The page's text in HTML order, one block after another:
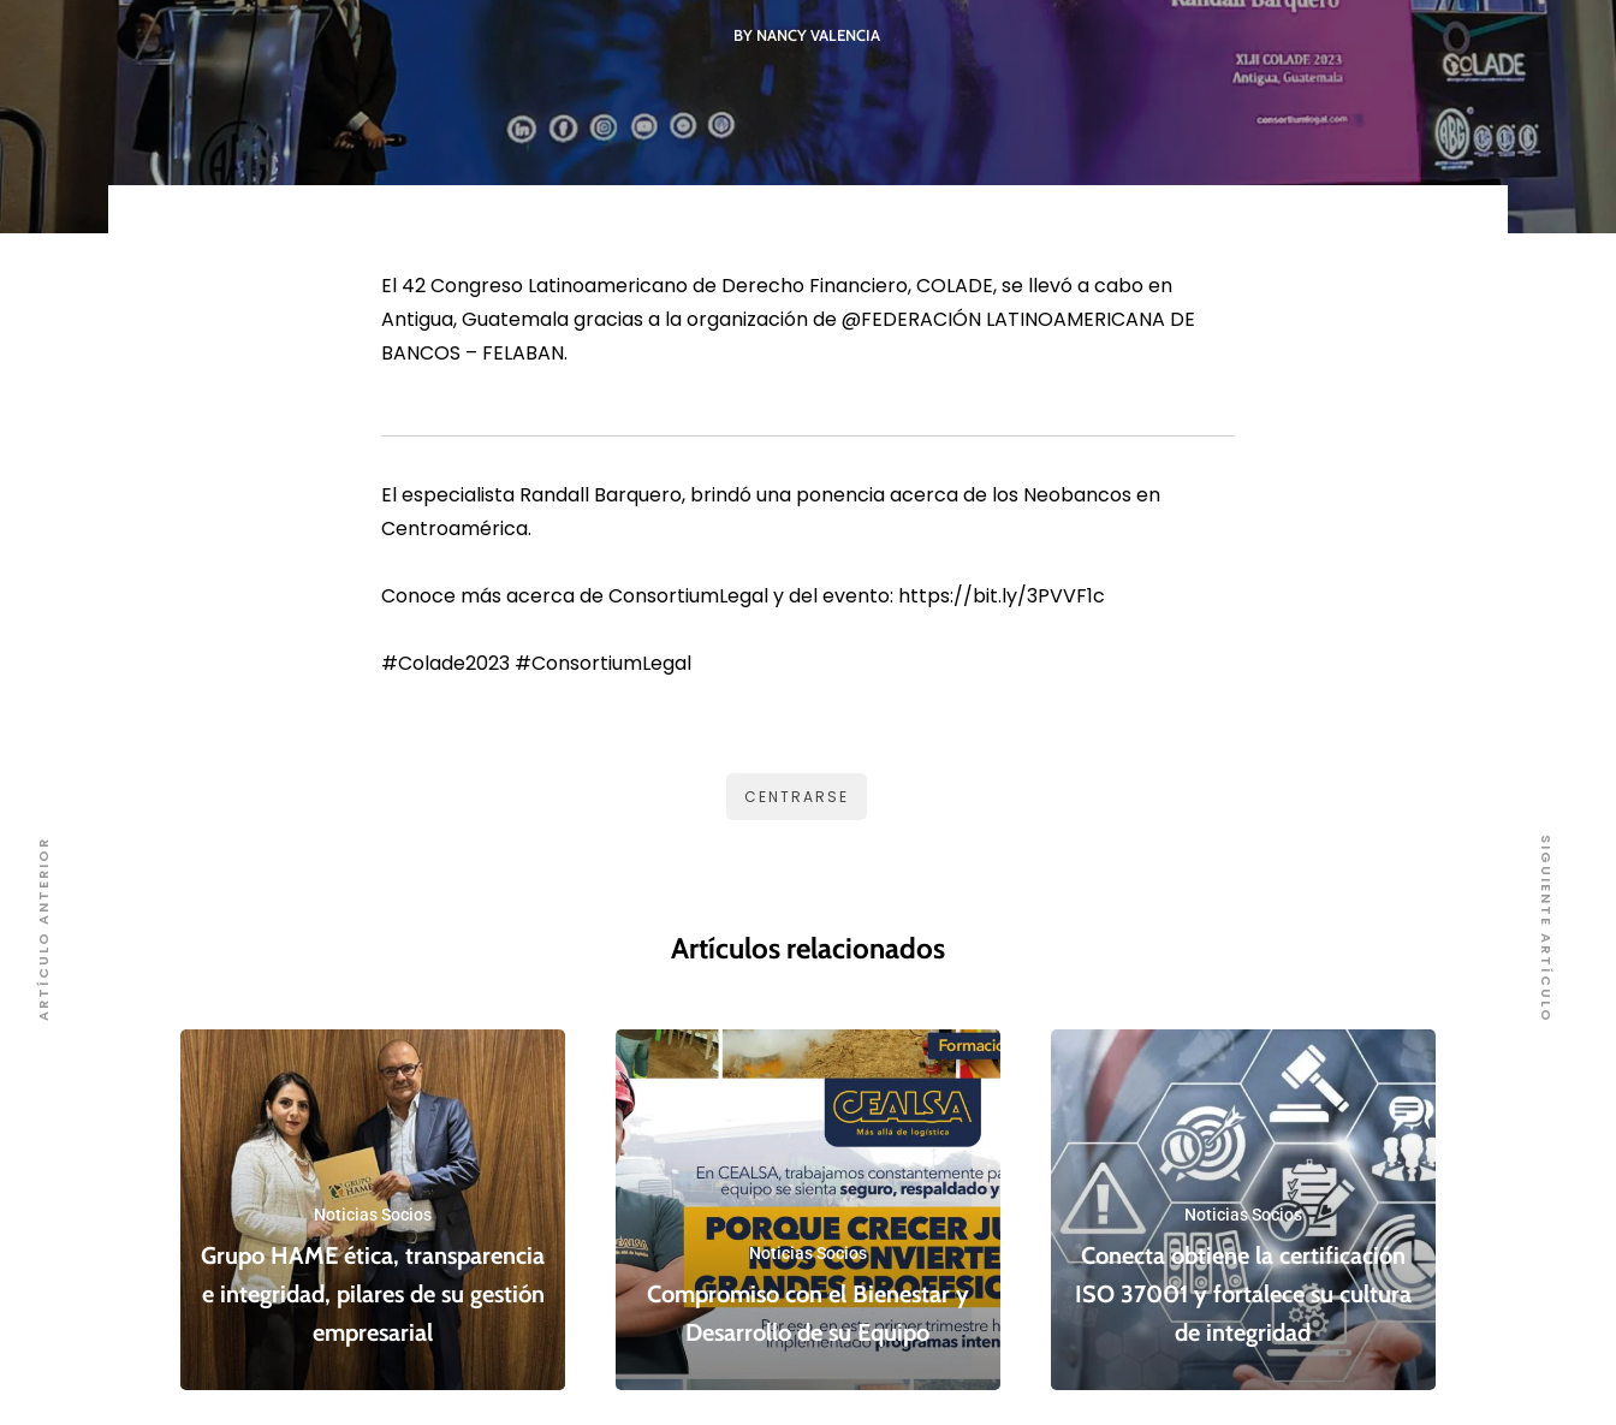
LEER MÁS LEER MÁS LEER MÁS LEER MÁS
BY NANCY VALENCIA
El 42 Congreso Latinoamericano de Derecho Financiero, COLADE, se llevó a cabo en
Antigua, Guatemala gracias a la organización de @FEDERACIÓN LATINOAMERICANA DE
BANCOS – FELABAN.
El especialista Randall Barquero, brindó una ponencia acerca de los Neobancos en
Centroamérica.
Conoce más acerca de ConsortiumLegal y del evento: https://bit.ly/3PVVF1c
#Colade2023 #ConsortiumLegal
CENTRARSE
Artículos relacionados
Noticias Socios
Grupo HAME ética, transparencia
e integridad, pilares de su gestión
empresarial
Noticias Socios
Compromiso con el Bienestar y
Desarrollo de su Equipo
Noticias Socios
Conecta obtiene la certificación
ISO 37001 y fortalece su cultura
de integridad
ARTÍCULO ANTERIOR SIGUIENTE ARTÍCULO